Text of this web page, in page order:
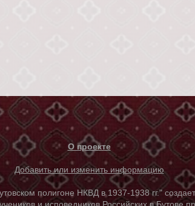
О проекте
Добавить или изменить информацию
полигоне НКВД в 1937-1938 гг."